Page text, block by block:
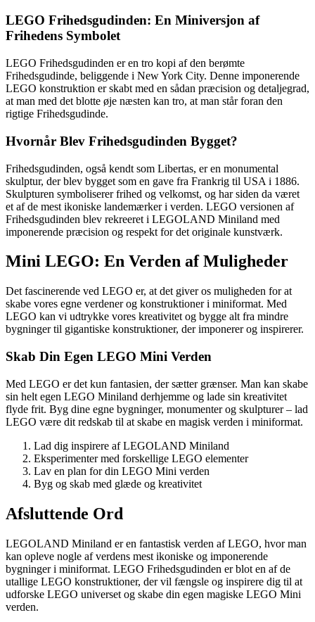
LEGO Frihedsgudinden: En Miniversjon af
Frihedens Symbolet
LEGO Frihedsgudinden er en tro kopi af den berømte
Frihedsgudinde, beliggende i New York City. Denne imponerende
LEGO konstruktion er skabt med en sådan præcision og detaljegrad,
at man med det blotte øje næsten kan tro, at man står foran den
rigtige Frihedsgudinde.
Hvornår Blev Frihedsgudinden Bygget?
Frihedsgudinden, også kendt som Libertas, er en monumental
skulptur, der blev bygget som en gave fra Frankrig til USA i 1886.
Skulpturen symboliserer frihed og velkomst, og har siden da været
et af de mest ikoniske landemærker i verden. LEGO versionen af
Frihedsgudinden blev rekreeret i LEGOLAND Miniland med
imponerende præcision og respekt for det originale kunstværk.
Mini LEGO: En Verden af Muligheder
Det fascinerende ved LEGO er, at det giver os muligheden for at
skabe vores egne verdener og konstruktioner i miniformat. Med
LEGO kan vi udtrykke vores kreativitet og bygge alt fra mindre
bygninger til gigantiske konstruktioner, der imponerer og inspirerer.
Skab Din Egen LEGO Mini Verden
Med LEGO er det kun fantasien, der sætter grænser. Man kan skabe
sin helt egen LEGO Miniland derhjemme og lade sin kreativitet
flyde frit. Byg dine egne bygninger, monumenter og skulpturer – lad
LEGO være dit redskab til at skabe en magisk verden i miniformat.
Lad dig inspirere af LEGOLAND Miniland
Eksperimenter med forskellige LEGO elementer
Lav en plan for din LEGO Mini verden
Byg og skab med glæde og kreativitet
Afsluttende Ord
LEGOLAND Miniland er en fantastisk verden af LEGO, hvor man
kan opleve nogle af verdens mest ikoniske og imponerende
bygninger i miniformat. LEGO Frihedsgudinden er blot en af de
utallige LEGO konstruktioner, der vil fængsle og inspirere dig til at
udforske LEGO universet og skabe din egen magiske LEGO Mini
verden.